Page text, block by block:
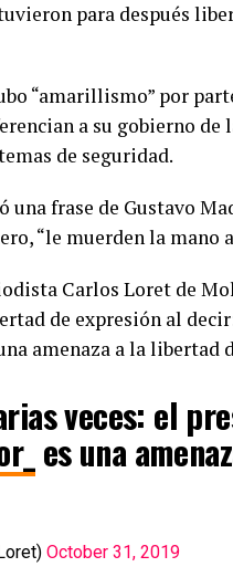
para después
“amarillismo” por
a su gobierno
de seguridad.
una frase de Gustavo
“le muerden la
Carlos Loret de
de expresión al
amenaza a la libertad
veces: el
es una
October 31, 2019